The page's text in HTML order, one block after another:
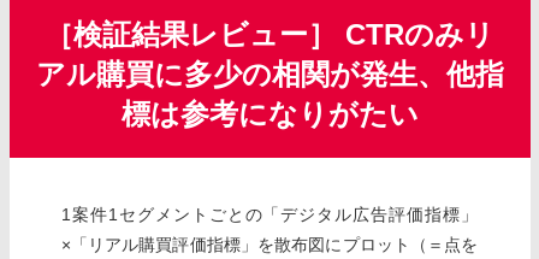
［検証結果レビュー］ CTRのみリ
アル購買に多少の相関が発生、他指
標は参考になりがたい
1案件1セグメントごとの「デジタル広告評価指標」
×「リアル購買評価指標」を散布図にプロット（＝点を